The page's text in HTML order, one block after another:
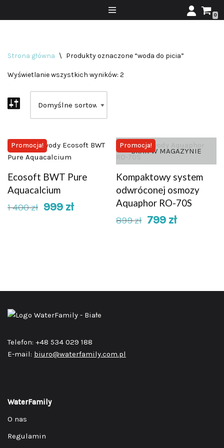
0
Strona główna \ Produkty oznaczone “woda do picia”
Wyświetlanie wszystkich wyników: 2
Promocja!
Ecosoft BWT Pure
Aquacalcium
1 400zł 999 zł
BRAK W MAGAZYNIE
Promocja!
Kompaktowy system
odwróconej osmozy
Aquaphor RO-70S
899zł 799 zł
Telefon: +48 534 029 188
E-mail: biuro@waterfamily.com.pl
WaterFamily
O nas
Regulamin